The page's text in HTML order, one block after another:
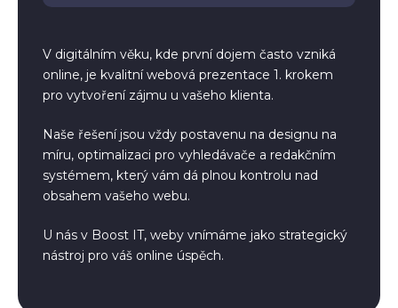
V digitálním věku, kde první dojem často vzniká
online, je kvalitní webová prezentace 1. krokem
pro vytvoření zájmu u vašeho klienta.
Naše řešení jsou vždy postavenu na designu na
míru, optimalizaci pro vyhledávače a redakčním
systémem, který vám dá plnou kontrolu nad
obsahem vašeho webu.
U nás v Boost IT, weby vnímáme jako strategický
nástroj pro váš online úspěch.